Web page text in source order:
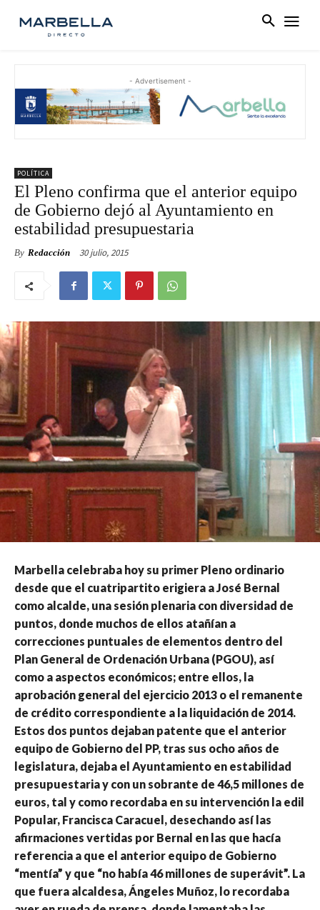
- Advertisement -
POLÍTICA
El Pleno confirma que el anterior equipo
de Gobierno dejó al Ayuntamiento en
estabilidad presupuestaria
By Redacción 30 julio, 2015
Marbella celebraba hoy su primer Pleno ordinario
desde que el cuatripartito erigiera a José Bernal
como alcalde, una sesión plenaria con diversidad de
puntos, donde muchos de ellos atañían a
correcciones puntuales de elementos dentro del
Plan General de Ordenación Urbana (PGOU), así
como a aspectos económicos; entre ellos, la
aprobación general del ejercicio 2013 o el remanente
de crédito correspondiente a la liquidación de 2014.
Estos dos puntos dejaban patente que el anterior
equipo de Gobierno del PP, tras sus ocho años de
legislatura, dejaba el Ayuntamiento en estabilidad
presupuestaria y con un sobrante de 46,5 millones de
euros, tal y como recordaba en su intervención la edil
Popular, Francisca Caracuel, desechando así las
afirmaciones vertidas por Bernal en las que hacía
referencia a que el anterior equipo de Gobierno
“mentía” y que “no había 46 millones de superávit”. La
que fuera alcaldesa, Ángeles Muñoz, lo recordaba